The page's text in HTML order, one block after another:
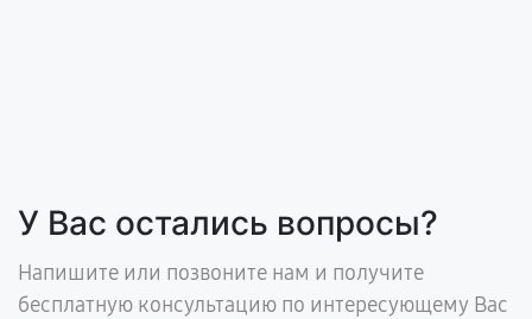
У Вас остались вопросы?
Напишите или позвоните нам и получите
бесплатную консультацию по интересующему Вас